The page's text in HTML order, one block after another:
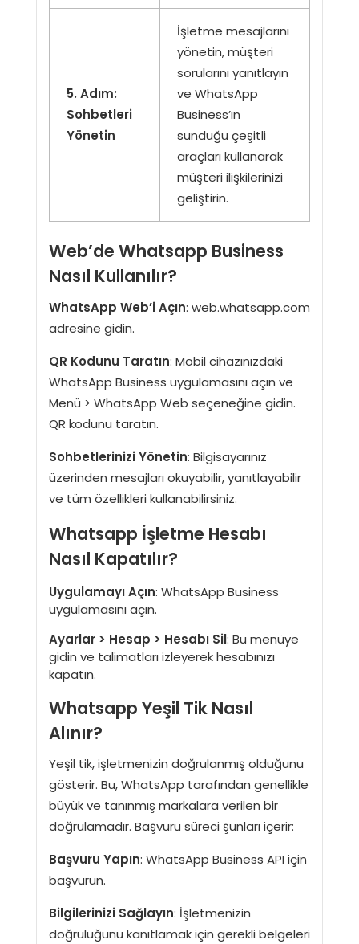
5. Adım:
Sohbetleri
Yönetin
İşletme mesajlarını
yönetin, müşteri
sorularını yanıtlayın
ve WhatsApp
Business’ın
sunduğu çeşitli
araçları kullanarak
müşteri ilişkilerinizi
geliştirin.
Web’de Whatsapp Business
Nasıl Kullanılır?
WhatsApp Web’i Açın: web.whatsapp.com
adresine gidin.
QR Kodunu Taratın: Mobil cihazınızdaki
WhatsApp Business uygulamasını açın ve
Menü > WhatsApp Web seçeneğine gidin.
QR kodunu taratın.
Sohbetlerinizi Yönetin: Bilgisayarınız
üzerinden mesajları okuyabilir, yanıtlayabilir
ve tüm özellikleri kullanabilirsiniz.
Whatsapp İşletme Hesabı
Nasıl Kapatılır?
Uygulamayı Açın: WhatsApp Business
uygulamasını açın.
Ayarlar > Hesap > Hesabı Sil: Bu menüye
gidin ve talimatları izleyerek hesabınızı
kapatın.
Whatsapp Yeşil Tik Nasıl
Alınır?
Yeşil tik, işletmenizin doğrulanmış olduğunu
gösterir. Bu, WhatsApp tarafından genellikle
büyük ve tanınmış markalara verilen bir
doğrulamadır. Başvuru süreci şunları içerir:
Başvuru Yapın: WhatsApp Business API için
başvurun.
Bilgilerinizi Sağlayın: İşletmenizin
doğruluğunu kanıtlamak için gerekli belgeleri